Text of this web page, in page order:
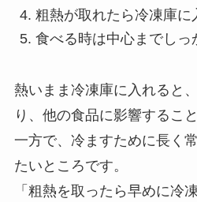
粗熱が取れたら冷凍庫に
食べる時は中心までしっ
熱いまま冷凍庫に入れると
り、他の食品に影響するこ
一方で、冷ますために長く
たいところです。
「粗熱を取ったら早めに冷